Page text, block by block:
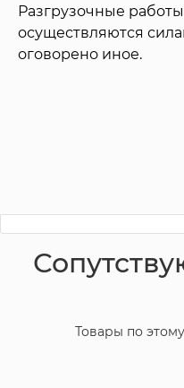
Разгрузочные
осуществляются
оговорено иное.
Товары по